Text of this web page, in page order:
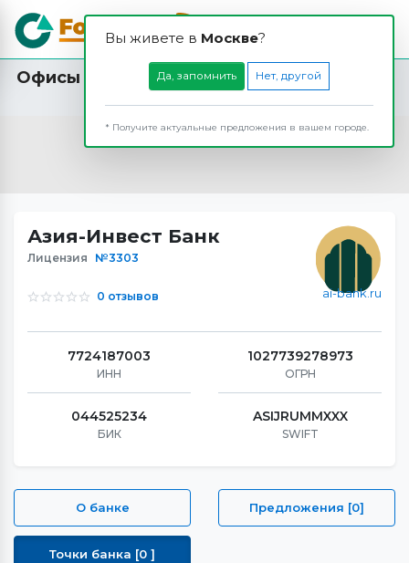
Вы живете в Москвe?
Да, запомнить Нет, другой
* Получите актуальные предложения в вашем городе.
Офисы и банкоматы Азия-Инвест Банка в
Собинке
Азия-Инвест Банк
Лицензия №3303
0 отзывов ai-bank.ru
7724187003
ИНН
1027739278973
ОГРН
044525234
БИК
ASIJRUMMXXX
SWIFT
О банке
Точки банка [0 ]
Предложения [0]